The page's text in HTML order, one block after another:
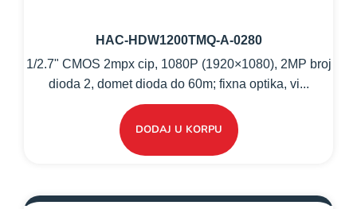
HAC-HDW1200TMQ-A-0280
1/2.7" CMOS 2mpx cip, 1080P (1920×1080), 2MP broj
dioda 2, domet dioda do 60m; fixna optika, vi...
DODAJ U KORPU